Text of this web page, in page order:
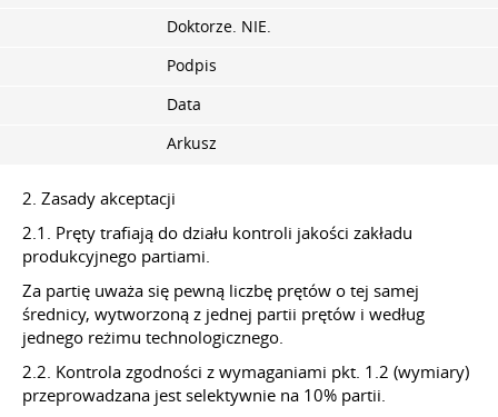
Doktorze. NIE.
Podpis
Data
Arkusz
2. Zasady akceptacji
2.1. Pręty trafiają do działu kontroli jakości zakładu
produkcyjnego partiami.
Za partię uważa się pewną liczbę prętów o tej samej
średnicy, wytworzoną z jednej partii prętów i według
jednego reżimu technologicznego.
2.2. Kontrola zgodności z wymaganiami pkt. 1.2 (wymiary)
przeprowadzana jest selektywnie na 10% partii.